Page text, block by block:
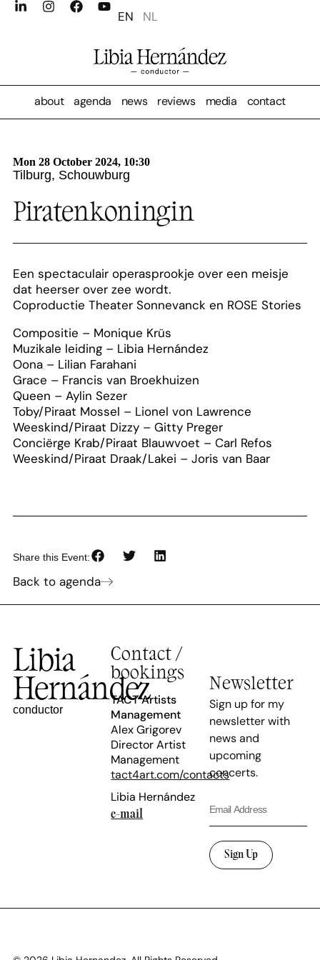
EN NL
about agenda news reviews media contact
Mon 28 October 2024, 10:30
Tilburg, Schouwburg
Piratenkoningin
Een spectaculair operasprookje over een meisje
dat heerser over zee wordt.
Coproductie Theater Sonnevanck en ROSE Stories
Compositie – Monique Krüs
Muzikale leiding – Libia Hernández
Oona – Lilian Farahani
Grace – Francis van Broekhuizen
Queen – Aylin Sezer
Toby/Piraat Mossel – Lionel von Lawrence
Weeskind/Piraat Dizzy – Gitty Preger
Conciërge Krab/Piraat Blauwvoet – Carl Refos
Weeskind/Piraat Draak/Lakei – Joris van Baar
Share this Event:
Back to agenda
Libia
Hernández
conductor
Contact /
bookings
TACT Artists
Management
Alex Grigorev
Director Artist
Management
tact4art.com/contacts
Libia Hernández
e-mail
Newsletter
Sign up for my
newsletter with
news and
upcoming
concerts.
Sign Up